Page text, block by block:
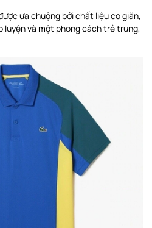
ưa chuộng bởi chất liệu co giãn,
luyện và một phong cách trẻ trung,